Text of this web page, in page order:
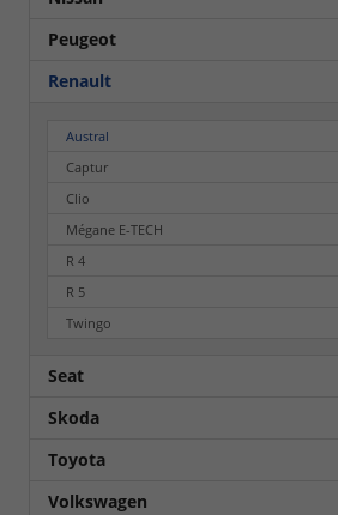
Peugeot
Renault
Austral
Captur
Clio
Mégane E-TECH
R 4
R 5
Twingo
Seat
Skoda
Toyota
Volkswagen